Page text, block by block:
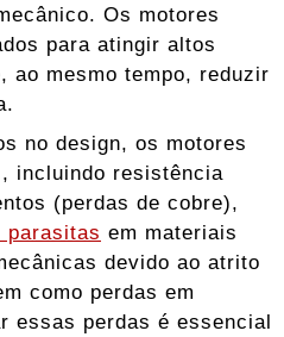
Os motores
para atingir altos
ao mesmo tempo, reduzir
no design, os motores
, incluindo resistência
(perdas de cobre),
parasitas em materiais
devido ao atrito
como perdas em
essas perdas é essencial